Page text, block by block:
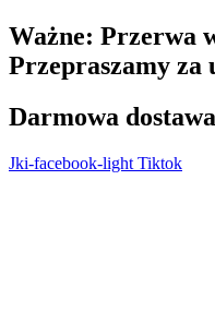
Przejdź
do
treści
Ważne: Przerwa
Przepraszamy za
Darmowa
Jki-facebook-light Tiktok